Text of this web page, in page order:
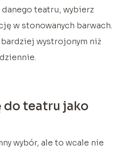
danego teatru, wybierz
w stonowanych barwach.
wystrojonym niż
do teatru jako
wybór, ale to wcale nie